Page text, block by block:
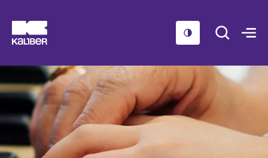
Cursussen
Scholen
Sociaal domein
Over ons